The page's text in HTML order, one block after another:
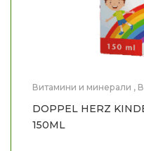
Витамини и минерали ,
DOPPEL HERZ
150ML